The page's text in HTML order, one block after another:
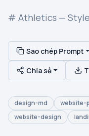
# Athletics —
Sao chép Prompt
Chia sẻ
design-md website-
website-design